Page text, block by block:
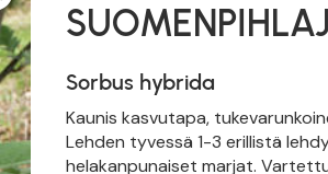
Sorbus hybrida
Kaunis kasvutapa,
Lehden tyvessä 1-3 erillistä
helakanpunaiset marjat.